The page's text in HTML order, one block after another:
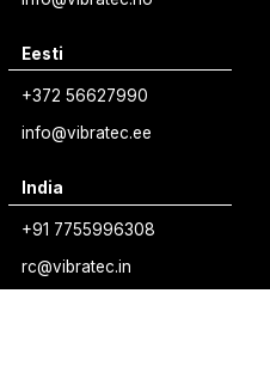
Finnish
Eesti
+372 56627990
info@vibratec.ee
India
+91 7755996308
rc@vibratec.in